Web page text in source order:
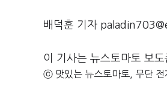
배덕훈 기자
이 기사는 뉴스토마토 보
ⓒ 맛있는 뉴스토마토, 무단 전